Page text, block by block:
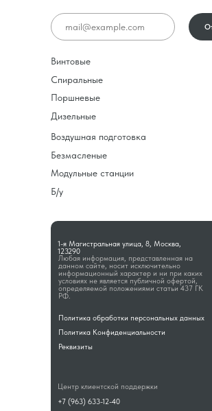
Любая информация, представленная на
данном сайте, носит исключительно
информационный характер и ни при каких
условиях не является публичной офертой,
определяемой положениями статьи 437 ГК
РФ.
1-я Магистральная улица, 8, Москва,
123290
Винтовые
Спиральные
Поршневые
Дизельные
Воздушная подготовка
Безмасленые
Модульные станции
Б/у
Политика обработки персональных данных
Политика Конфиденциальности
Реквизиты
Центр клиентской поддержки
+7 (963) 633-12-40